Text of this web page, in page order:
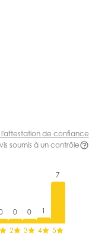
de confiance
soumis à un contrôle
0
2
0
3
1
4
7
5